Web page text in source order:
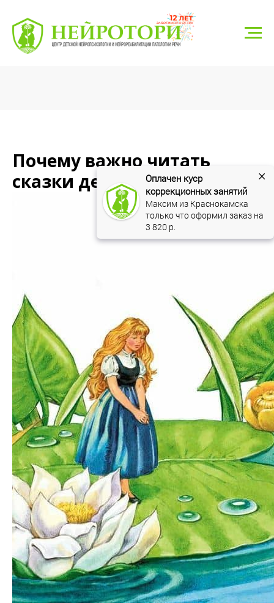
8 (3452) 550-548
neyrotori@gmail.com
Записаться
Почему важно читать
сказки детям?
Оплачен куср
коррекционных занятий
Максим из Краснокамска
3 820 р.
×